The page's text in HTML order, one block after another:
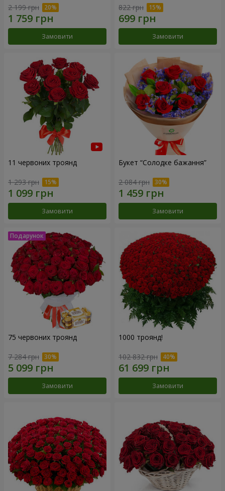
2 199 грн
Замовити
822 грн
Замовити
11 червоних троянд
1 293 грн
Замовити
Букет “Солодке бажання”
2 084 грн
Замовити
75 червоних троянд
7 284 грн
Замовити
1000 троянд!
102 832 грн
Замовити